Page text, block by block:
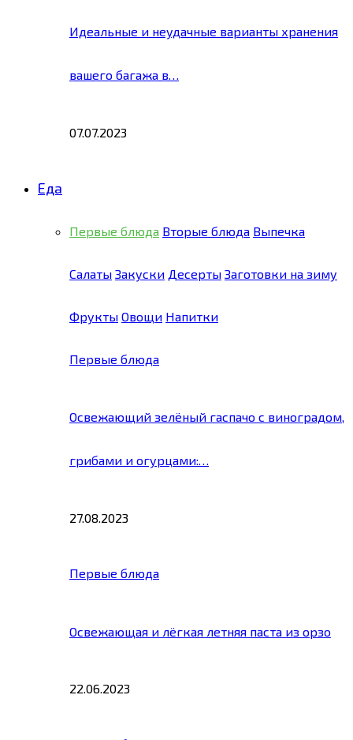
Идеальные и неудачные варианты хранения
вашего багажа в…
07.07.2023
Еда
Первые блюда Вторые блюда Выпечка
Салаты Закуски Десерты Заготовки на зиму
Фрукты Овощи Напитки
Первые блюда
Освежающий зелёный гаспачо с виноградом,
грибами и огурцами:…
27.08.2023
Первые блюда
Освежающая и лёгкая летняя паста из орзо
22.06.2023